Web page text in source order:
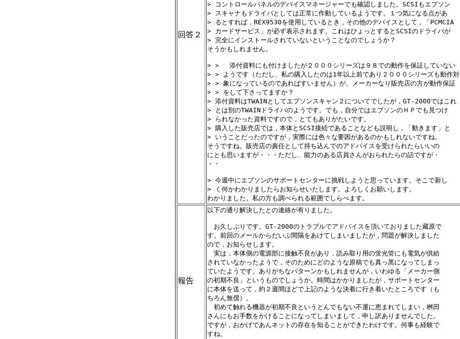
回答２
> コントロールパネルのデバイスマネージャーでも確認しました。SCSIもエプソン
> スキャナもドライバとしては正常に作動しているようです。１つ気になる点があ
> るとすれば，REX9530を使用しているとき，その他のデバイスとして，「PCMCIA
> カードサービス」が必ず表示されます。これはひょっとするとSCSIのドライバが
> 完全にインストールされていないということなのでしょうか？
そうかもしれません。
> > 　添付資料にも付けましたが２０００シリーズは９８での動作を保証していない
> > ようです（ただし、私の購入したのは1年以上前であり２０００シリーズも動作対
> > 象になっているのであればすいません）が、メーカーなり販売店の方が動作保証
> > をして下さってますか？
> 添付資料はTWAINとしてエプソンスキャン２についてでしたが，GT-2000ではこれ
> とは別のTWAINドライバのようです。でも，自分ではエプソンのＨＰでも見つけ
> られなかった資料ですので，とてもありがたいです。
> 購入した販売店では，本体とSCSI接続であることなども説明し，「動きます」と
> いうことだったのですが，実際には色々な要因があるのかもしれないですね。
そうですね。販売店の責任として持ち込んでのアドバイスを受けられたらいいの
にとも思いますが・・・ただし、能力のある店員さんがおられたらの話ですが・
・・
> 今週中にエプソンのサポートセンターに挑戦しようと思っています。そこで新し
> く何かわかりましたらお知らせいたします。よろしくお願いします。
報告
以下の通り解決したとの連絡が有りました。
お久しぶりです。GT-2000のトラブルでアドバイスを頂いておりました藏原で
す。前回のメールからだいぶ間隔をあけてしまいましたが，問題が解決しました
ので，お知らせします。
実は，本体側の電源部に接触不良があり，読み取り用の蛍光管にも電気が供給
されていなかったようで，そのためにどのような原稿でも真っ黒になってしまっ
ていたようです。ありがちなパターンかもしれませんが，いわゆる「メーカー側
の初期不良」というものでしょうか。時間はかかりましたが，サポートセンター
に本体を送って，約２週間ほどで上記のような決着に行き着いたところです（も
ちろん無償）。
初めて触れる機器が初期不良というとんでもない不運に恵まれてしまい，桝田
さんにもお手数をかけることになってしまいまして，申し訳ありませんでした。
ですが，おかげであんネットの存在を知ることができたわけです。何事も経験で
すね。